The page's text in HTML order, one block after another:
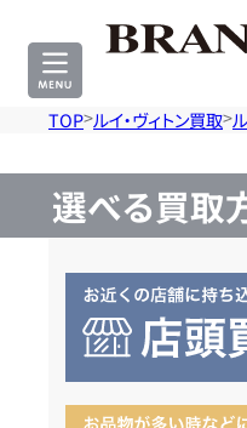
TOP ルイ・ヴィトン買取
選べる買取